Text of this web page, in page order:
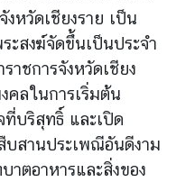
หวัดเชียงราย เป็น
ะสงฆ์จัดขึ้นเป็นประจำ
าชการจังหวัดเชียง
คลในการเริ่มต้น
ที่บริสุทธิ์ และเปิด
บสานประเพณีอันดีงาม
าตอาหารและสิ่งของ